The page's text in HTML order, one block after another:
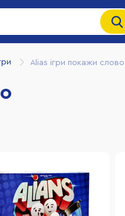
Alias ігри покажи слово